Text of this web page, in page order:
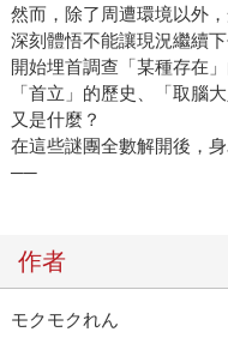
然而，除了周遭環境以外
深刻體悟不能讓現況繼續下
開始埋首調查「某種存在」
「首立」的歷史、「取腦
又是什麼？
在這些謎團全數解開後，
──
作者
モクモクれん